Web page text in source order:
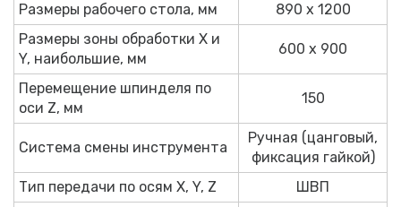
Размеры рабочего стола, мм
890 х 1200
Размеры зоны обработки X и
Y, наибольшие, мм
600 х 900
Перемещение шпинделя по
оси Z, мм
150
Система смены инструмента
Ручная (цанговый,
фиксация гайкой)
Тип передачи по осям X, Y, Z
ШВП